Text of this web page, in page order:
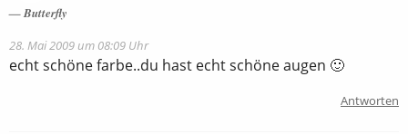
Butterfly
28. Mai 2009 um 08:09 Uhr
echt schöne farbe..du hast echt schöne augen 🙂
Antworten